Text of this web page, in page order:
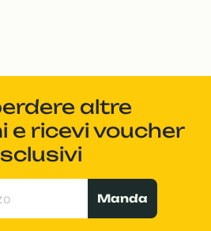
altre
e ricevi voucher
Manda